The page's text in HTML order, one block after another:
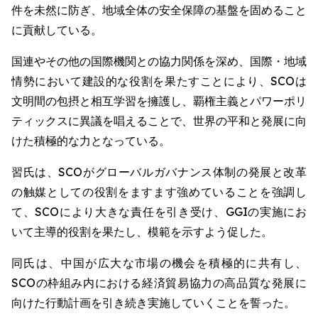
件を未然に防ぎ、地域全体の安全保障の基盤を固めること
に貢献している。
国連やその他の国際機関との協力関係を深め、国際・地域
情勢において建設的な役割を果たすことにより、SCOは
文明間の包摂と相互学習を擁護し、覇権主義とパワーポリ
ティックスに異議を唱えることで、世界の平和と発展に向
けた積極的な力となっている。
習氏は、SCOがグローバルガバナンス体制の発展と改革
の触媒としての役割をますます強めていることを強調し
て、SCOにより大きな責任を引き受け、GGIの実施にお
いて主導的役割を果たし、模範を示すよう促した。
同氏は、中国が広大な市場の機会を積極的に共有し、
SCOの枠組み内における経済貿易協力の高品質な発展に
向けた行動計画を引き続き実施していくことを誓った。